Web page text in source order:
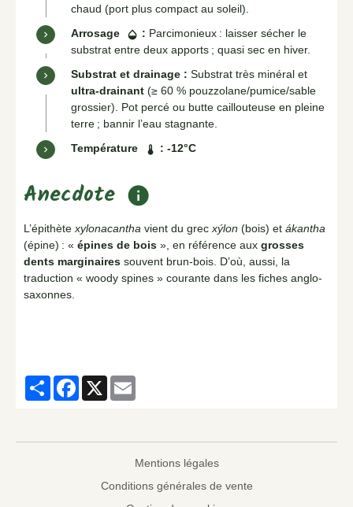
chaud (port plus compact au soleil).
Arrosage
opacity : Parcimonieux : laisser sécher le
substrat entre deux apports ; quasi sec en hiver.
Substrat et drainage : Substrat très minéral et
ultra-drainant (≥ 60 % pouzzolane/pumice/sable
grossier). Pot percé ou butte caillouteuse en pleine
terre ; bannir l’eau stagnante.
Température
thermostat : -12°C
Anecdote info
L’épithètexylonacantha vient du grecxýlon (bois) et ákantha
(épine) : « épines de bois », en référence aux grosses
dents marginaires souvent brun-bois. D’où, aussi, la
traduction « woody spines » courante dans les fiches anglo-
saxonnes.
PartagerFacebook
X
Mentions légales
Conditions générales de vente